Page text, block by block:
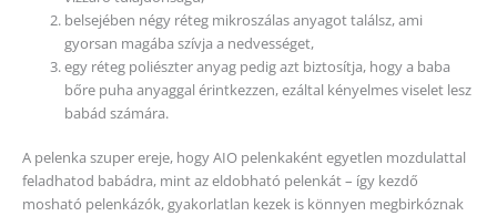
belsejében négy réteg mikroszálas anyagot találsz, ami
gyorsan magába szívja a nedvességet,
egy réteg poliészter anyag pedig azt biztosítja, hogy a baba
bőre puha anyaggal érintkezzen, ezáltal kényelmes viselet lesz
babád számára.
A pelenka szuper ereje, hogy AIO pelenkaként egyetlen mozdulattal
feladhatod babádra, mint az eldobható pelenkát – így kezdő
mosható pelenkázók, gyakorlatlan kezek is könnyen megbirkóznak